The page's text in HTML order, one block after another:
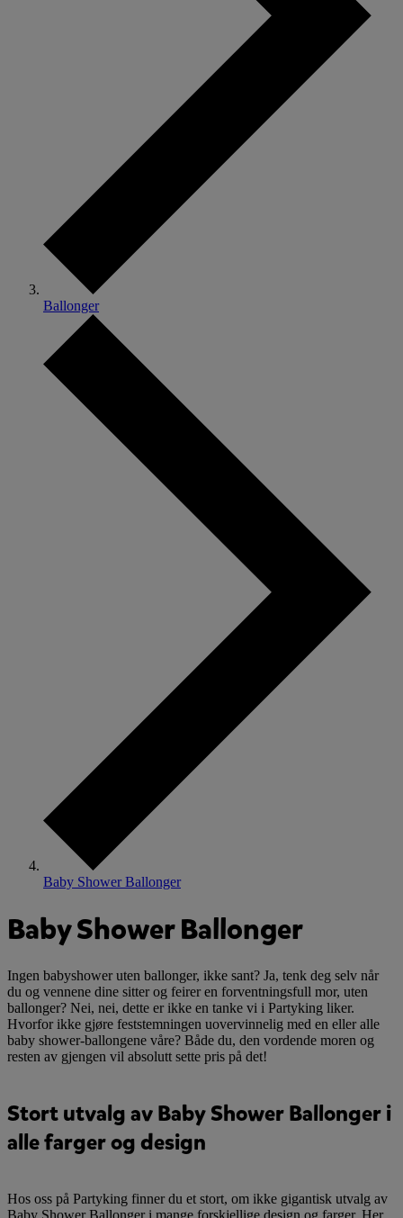
Ballonger
Baby Shower Ballonger
Baby Shower Ballonger
Ingen babyshower uten ballonger, ikke sant? Ja, tenk deg selv når
du og vennene dine sitter og feirer en forventningsfull mor, uten
ballonger? Nei, nei, dette er ikke en tanke vi i Partyking liker.
Hvorfor ikke gjøre feststemningen uovervinnelig med en eller alle
baby shower-ballongene våre? Både du, den vordende moren og
resten av gjengen vil absolutt sette pris på det!
Stort utvalg av Baby Shower Ballonger i
alle farger og design
Hos oss på Partyking finner du et stort, om ikke gigantisk utvalg av
Baby Shower Ballonger i mange forskjellige design og farger. Her